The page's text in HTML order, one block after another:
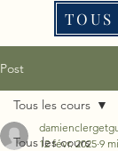
TOUS
Post
Tous les cours
Tous les cours
12 févr. 2025 9